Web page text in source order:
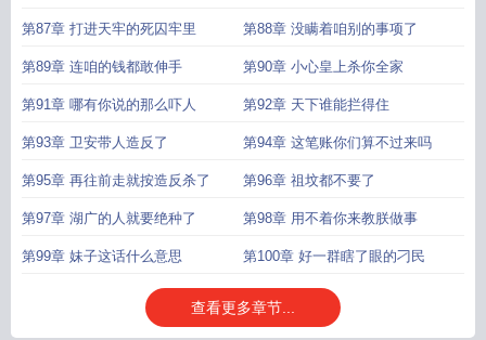
第87章 打进天牢的死囚牢里 第88章 没瞒着咱别的事项了
第89章 连咱的钱都敢伸手 第90章 小心皇上杀你全家
第91章 哪有你说的那么吓人 第92章 天下谁能拦得住
第93章 卫安带人造反了 第94章 这笔账你们算不过来吗
第95章 再往前走就按造反杀了 第96章 祖坟都不要了
第97章 湖广的人就要绝种了 第98章 用不着你来教朕做事
第99章 妹子这话什么意思 第100章 好一群瞎了眼的刁民
查看更多章节...